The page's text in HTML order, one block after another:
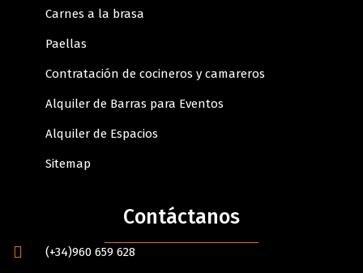
Carnes a la brasa
Paellas
Contratación de cocineros y camareros
Alquiler de Barras para Eventos
Alquiler de Espacios
Sitemap
Contáctanos
(+34)960 659 628